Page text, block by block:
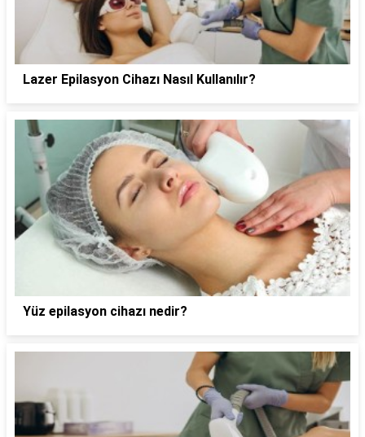
Lazer Epilasyon Cihazı Nasıl Kullanılır?
Yüz epilasyon cihazı nedir?